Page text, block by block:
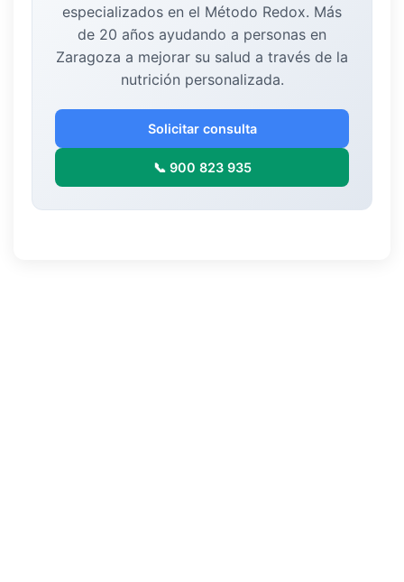
especializados en el Método Redox. Más
de 20 años ayudando a personas en
Zaragoza a mejorar su salud a través de la
nutrición personalizada.
Solicitar consulta
📞 900 823 935